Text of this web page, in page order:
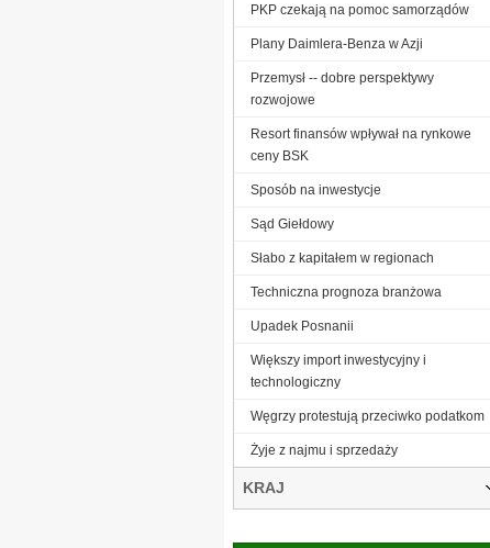
PKP czekają na pomoc samorządów
Plany Daimlera-Benza w Azji
Przemysł -- dobre perspektywy
rozwojowe
Resort finansów wpływał na rynkowe
ceny BSK
Sposób na inwestycje
Sąd Giełdowy
Słabo z kapitałem w regionach
Techniczna prognoza branżowa
Upadek Posnanii
Większy import inwestycyjny i
technologiczny
Węgrzy protestują przeciwko podatkom
Żyje z najmu i sprzedaży
KRAJ